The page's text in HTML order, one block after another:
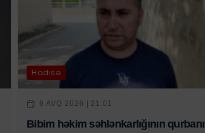
Hadisə
6 AVQ 2026 | 21:01
Bibim həkim səhlənkarlığının qurbanı